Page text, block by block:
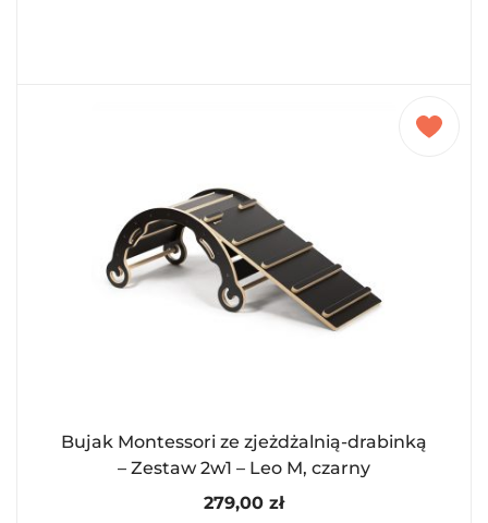
Bujak Montessori ze zjeżdżalnią-drabinką
– Zestaw 2w1 – Leo M, czarny
279,00 zł